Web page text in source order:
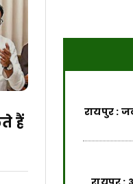
हैं
रायपुर :